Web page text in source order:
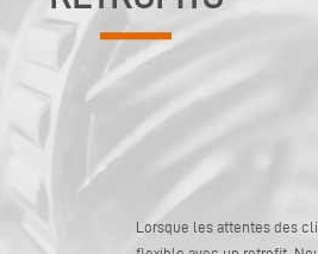
Lorsque les attentes des